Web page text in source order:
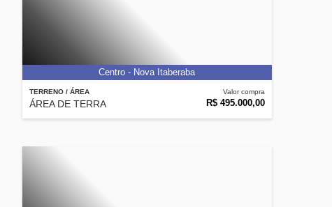
TERRENO / ÁREA
ÁREA DE TERRA
Valor compra
R$ 495.000,00
Centro - Nova Itaberaba